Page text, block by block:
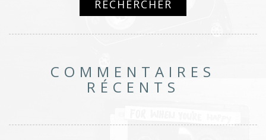
COMMENTAIRES
RÉCENTS